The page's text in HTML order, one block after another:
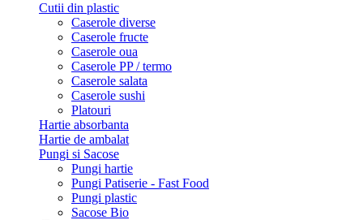
Cutii din plastic
Caserole diverse
Caserole fructe
Caserole oua
Caserole PP / termo
Caserole salata
Caserole sushi
Platouri
Hartie absorbanta
Hartie de ambalat
Pungi si Sacose
Pungi hartie
Pungi Patiserie - Fast Food
Pungi plastic
Sacose Bio